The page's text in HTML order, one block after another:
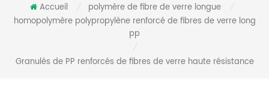
Accueil polymère de fibre de verre longue
homopolymère polypropylène renforcé de fibres de verre long
pp
Granulés de PP renforcés de fibres de verre haute résistance